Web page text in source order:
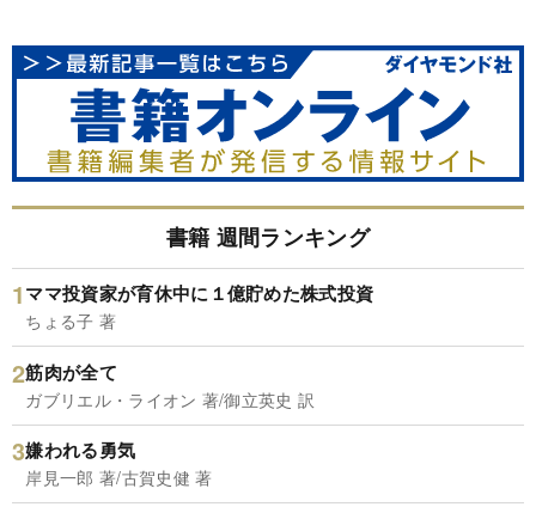
書籍 週間ランキング
ママ投資家が育休中に１億貯めた株式投資
ちょる子 著
筋肉が全て
ガブリエル・ライオン 著/御立英史 訳
嫌われる勇気
岸見一郎 著/古賀史健 著